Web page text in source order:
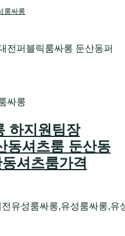
룸싸롱
싸롱
하지원팀장
동셔츠룸 둔산동
셔츠룸가격
유성룸싸롱,유성룸싸롱,